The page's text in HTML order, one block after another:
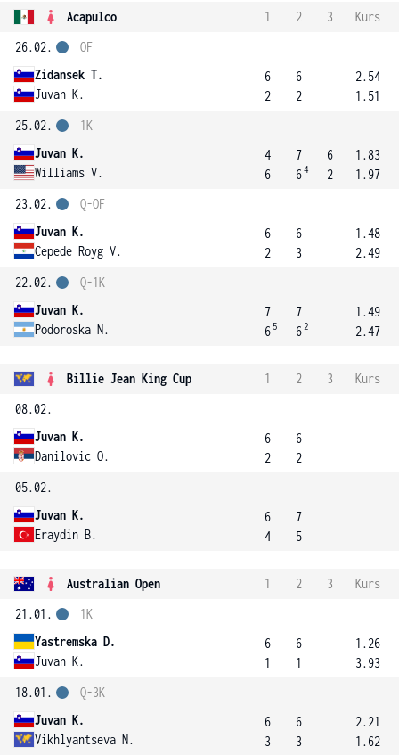
Acapulco 1 2 3
Kurs
26.02.
Zidansek T.
Juvan K.
OF
6
2
6
2
2.54
1.51
25.02.
Juvan K.
Williams V.
1K
4
6
7
64
6
2
1.83
1.97
23.02.
Juvan K.
Cepede Royg V.
Q-OF
6
2
6
3
1.48
2.49
22.02.
Juvan K.
Podoroska N.
Q-1K
7
6 5
7
62
1.49
2.47
Billie Jean King Cup 1 2 3
Kurs
08.02.
Juvan K.
Danilovic O.
6
2
6
2
05.02.
Juvan K.
Eraydin B.
6
4
7
5
Australian Open 1 2 3
Kurs
21.01.
Yastremska D.
Juvan K.
1K
6
1
6
1
1.26
3.93
18.01.
Juvan K.
Vikhlyantseva N.
Q-3K
6
3
6
3
2.21
1.62